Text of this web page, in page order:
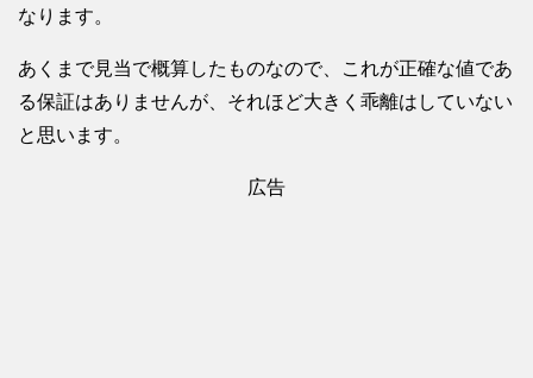
なります。
あくまで見当で概算したものなので、これが正確な値であ
る保証はありませんが、それほど大きく乖離はしていない
と思います。
広告